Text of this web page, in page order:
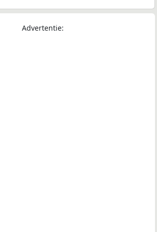
Advertentie: